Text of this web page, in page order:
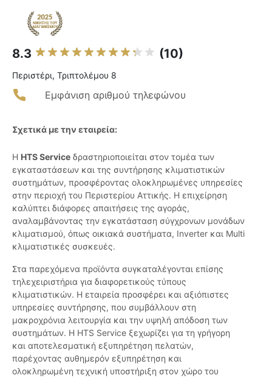
8.3 (10)
Περιστέρι, Τριπτολέμου 8
Εμφάνιση αριθμού τηλεφώνου
Σχετικά με την εταιρεία:
Η HTS Service δραστηριοποιείται στον τομέα των
εγκαταστάσεων και της συντήρησης κλιματιστικών
συστημάτων, προσφέροντας ολοκληρωμένες υπηρεσίες
στην περιοχή του Περιστερίου Αττικής. Η επιχείρηση
καλύπτει διάφορες απαιτήσεις της αγοράς,
αναλαμβάνοντας την εγκατάσταση σύγχρονων μονάδων
κλιματισμού, όπως οικιακά συστήματα, Inverter και Multi
κλιματιστικές συσκευές.
Στα παρεχόμενα προϊόντα συγκαταλέγονται επίσης
τηλεχειριστήρια για διαφορετικούς τύπους
κλιματιστικών. Η εταιρεία προσφέρει και αξιόπιστες
υπηρεσίες συντήρησης, που συμβάλλουν στη
μακροχρόνια λειτουργία και την υψηλή απόδοση των
συστημάτων. Η HTS Service ξεχωρίζει για τη γρήγορη
και αποτελεσματική εξυπηρέτηση πελατών,
παρέχοντας αυθημερόν εξυπηρέτηση και
ολοκληρωμένη τεχνική υποστήριξη στον χώρο του